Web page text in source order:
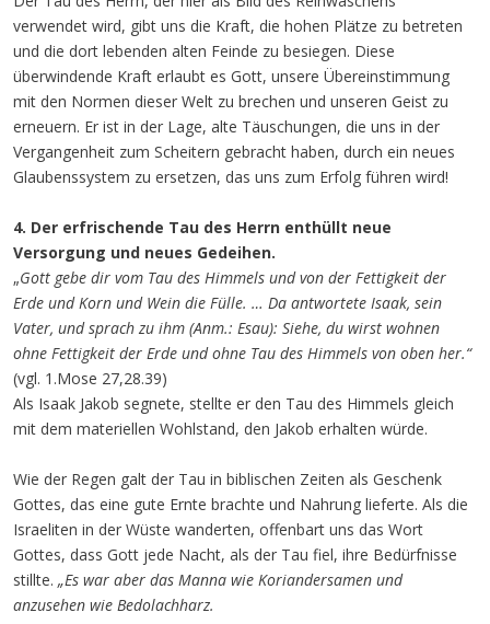
verwendet wird, gibt uns die Kraft, die hohen Plätze zu betreten
und die dort lebenden alten Feinde zu besiegen. Diese
überwindende Kraft erlaubt es Gott, unsere Übereinstimmung
mit den Normen dieser Welt zu brechen und unseren Geist zu
erneuern. Er ist in der Lage, alte Täuschungen, die uns in der
Vergangenheit zum Scheitern gebracht haben, durch ein neues
Glaubenssystem zu ersetzen, das uns zum Erfolg führen wird!
4. Der erfrischende Tau des Herrn enthüllt neue
Versorgung und neues Gedeihen.
„Gott gebe dir vom Tau des Himmels und von der Fettigkeit der
Erde und Korn und Wein die Fülle. … Da antwortete Isaak, sein
Vater, und sprach zu ihm (Anm.: Esau): Siehe, du wirst wohnen
ohne Fettigkeit der Erde und ohne Tau des Himmels von oben her.“
(vgl. 1.Mose 27,28.39)
Als Isaak Jakob segnete, stellte er den Tau des Himmels gleich
mit dem materiellen Wohlstand, den Jakob erhalten würde.
Wie der Regen galt der Tau in biblischen Zeiten als Geschenk
Gottes, das eine gute Ernte brachte und Nahrung lieferte. Als die
Israeliten in der Wüste wanderten, offenbart uns das Wort
Gottes, dass Gott jede Nacht, als der Tau fiel, ihre Bedürfnisse
stillte. „Es war aber das Manna wie Koriandersamen und
anzusehen wie Bedolachharz.